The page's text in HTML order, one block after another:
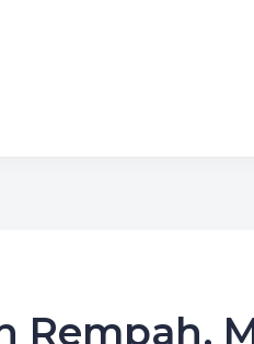
Rempah,